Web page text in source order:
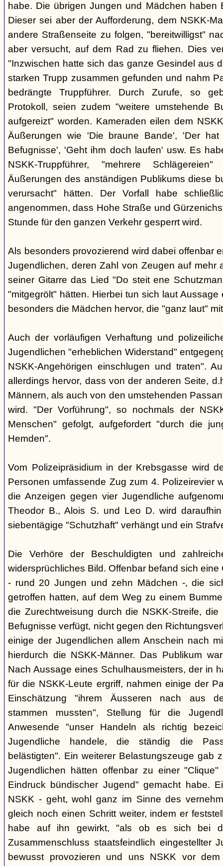
habe. Die übrigen Jungen und Mädchen haben
Dieser sei aber der Aufforderung, dem NSKK-
andere Straßenseite zu folgen, "bereitwilligst"
aber versucht, auf dem Rad zu fliehen. Dies
"Inzwischen hatte sich das ganze Gesindel aus
starken Trupp zusammen gefunden und nahm
bedrängte Truppführer. Durch Zurufe, so
Protokoll, seien zudem "weitere umstehende
aufgereizt" worden. Kameraden eilen dem
Äußerungen wie 'Die braune Bande', 'Der hat
Befugnisse', 'Geht ihm doch laufen' usw. Es
NSKK-Truppführer, "mehrere
Äußerungen des anständigen Publikums diese
verursacht" hätten. Der Vorfall habe
angenommen, dass Hohe Straße und
Stunde für den ganzen Verkehr gesperrt wird.
Als besonders provozierend wird dabei offenbar
Jugendlichen, deren Zahl von Zeugen auf mehr
seiner Gitarre das Lied "Do steit ene
"mitgegrölt" hätten. Hierbei tun sich laut
besonders die Mädchen hervor, die "ganz laut"
Auch der vorläufigen Verhaftung und
Jugendlichen "erheblichen Widerstand"
NSKK-Angehörigen einschlugen und traten".
allerdings hervor, dass von der anderen Seite,
Männern, als auch von den umstehenden
wird. "Der Vorführung", so nochmals der
Menschen" gefolgt, aufgefordert "durch die
Hemden".
Vom Polizeipräsidium in der Krebsgasse wird
Personen umfassende Zug zum 4. Polizeirevier
die Anzeigen gegen vier Jugendliche
Theodor B., Alois S. und Leo D. wird
siebentägige "Schutzhaft" verhängt und ein
Die Verhöre der Beschuldigten und
widersprüchliches Bild. Offenbar befand sich
- rund 20 Jungen und zehn Mädchen -, die
getroffen hatten, auf dem Weg zu einem
die Zurechtweisung durch die NSKK-Streife,
Befugnisse verfügt, nicht gegen den
einige der Jugendlichen allem Anschein nach
hierdurch die NSKK-Männer. Das Publikum
Nach Aussage eines Schulhausmeisters, der in
für die NSKK-Leute ergriff, nahmen einige der
Einschätzung "ihrem Äusseren nach aus
stammen mussten", Stellung für die
Anwesende "unser Handeln als richtig
Jugendliche handele, die ständig die
belästigten". Ein weiterer Belastungszeuge gab
Jugendlichen hätten offenbar zu einer
Eindruck bündischer Jugend" gemacht habe.
NSKK - geht, wohl ganz im Sinne des
gleich noch einen Schritt weiter, indem er
habe auf ihn gewirkt, "als ob es sich bei
Zusammenschluss staatsfeindlich eingestellter
bewusst provozieren und uns NSKK vor dem